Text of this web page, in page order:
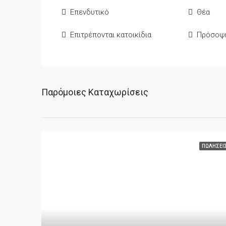
Επενδυτικό
Επιτρέπονται κατοικίδια
Θέα
Παρόμοιες Καταχωρίσεις